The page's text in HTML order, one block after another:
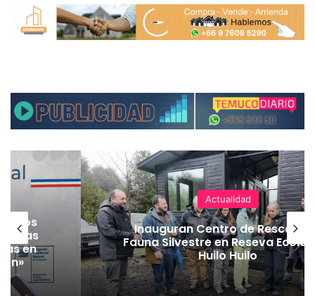
los
bajas
en
Actualidad
Inauguran Centro de Rescate
Fauna Silvestre en Reseva
Huilo Huilo